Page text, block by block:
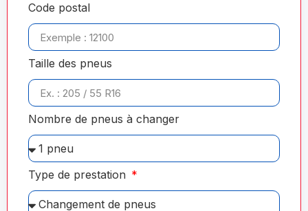
Code postal
Taille des pneus
Nombre de pneus à changer
Type de prestation